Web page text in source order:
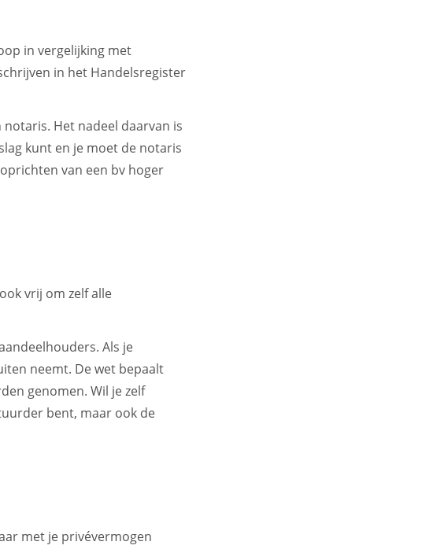
in vergelijking met
in het Handelsregister
Het nadeel daarvan is
kunt en je moet de notaris
van een bv hoger
vrij om zelf alle
Als je
neemt. De wet bepaalt
genomen. Wil je zelf
bent, maar ook de
met je privévermogen